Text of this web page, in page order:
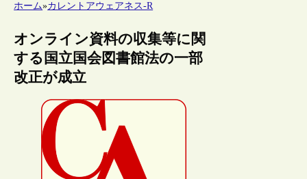
ホーム»カレントアウェアネス-R
オンライン資料の収集等に関
する国立国会図書館法の一部
改正が成立